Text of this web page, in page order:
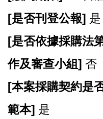
[是否刊登公報] 是
[是否依據採購法
作及審查小組] 否
[本案採購契約是
範本] 是